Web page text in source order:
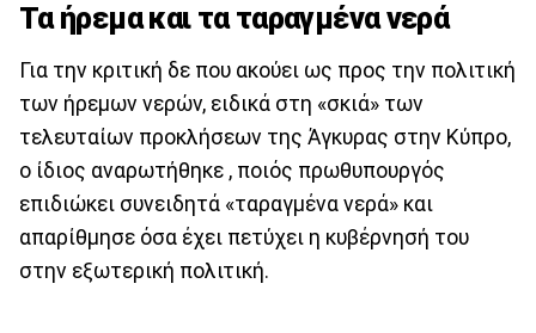
Τα ήρεμα και τα ταραγμένα νερά
Για την κριτική δε που ακούει ως προς την πολιτική
των ήρεμων νερών, ειδικά στη «σκιά» των
τελευταίων προκλήσεων της Άγκυρας στην Κύπρο,
ο ίδιος αναρωτήθηκε , ποιός πρωθυπουργός
επιδιώκει συνειδητά «ταραγμένα νερά» και
απαρίθμησε όσα έχει πετύχει η κυβέρνησή του
στην εξωτερική πολιτική.